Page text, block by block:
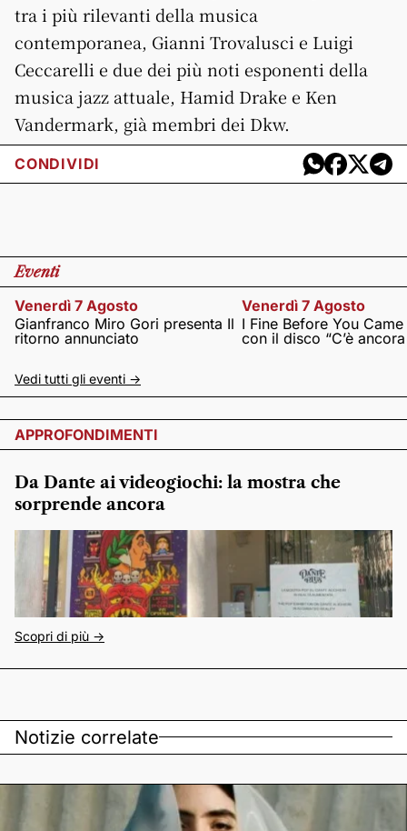
tra i più rilevanti della musica
contemporanea, Gianni Trovalusci e Luigi
Ceccarelli e due dei più noti esponenti della
musica jazz attuale, Hamid Drake e Ken
Vandermark, già membri dei Dkw.
CONDIVIDI
Eventi
Venerdì 7 Agosto
Gianfranco Miro Gori presenta Il
ritorno annunciato
Venerdì 7 Agosto
I Fine Before You
con il disco “C’è
Vedi tutti gli eventi ->
APPROFONDIMENTI
Da Dante ai videogiochi: la mostra che
sorprende ancora
Scopri di più ->
Notizie correlate